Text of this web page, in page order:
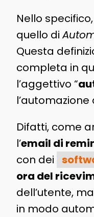
Nello
quello di
Questa
completa in
l’aggettivo “
Difatti, come
l’email di
con dei
ora del
dell’utente,
in modo